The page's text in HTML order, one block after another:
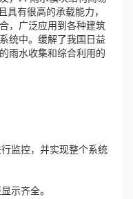
有很高的承载能力，
，广泛应用到各种建筑
统中。缓解了我国日益
雨水收集和综合利用的
监控，并实现整个系统
示齐全。